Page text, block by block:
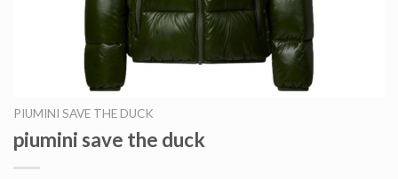
PIUMINI SAVE THE DUCK
piumini save the duck